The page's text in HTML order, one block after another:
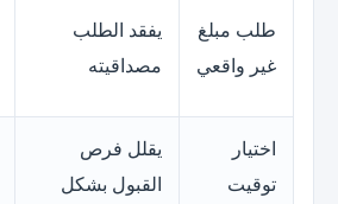
طلب مبلغ
غير واقعي
يفقد الطلب
مصداقيته
اختيار
توقيت
يقلل فرص
القبول بشكل